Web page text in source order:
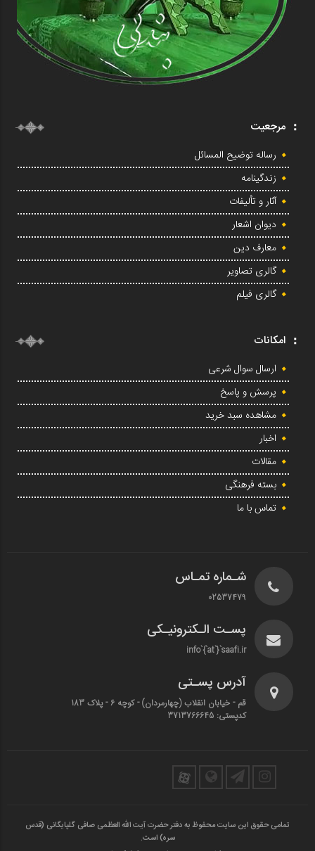
مرجعیت
رساله توضیح المسائل
زندگینامه
آثار و تألیفات
دیوان اشعار
معارف دین
گالری تصاویر
گالری فیلم
امکانات
ارسال سوال شرعی
پرسش و پاسخ
مشاهده سبد خرید
اخبار
مقالات
بسته فرهنگی
تماس با ما
شـماره تمـاس
02537479
پسـت الـکترونیـکی
info`{`at`}`saafi.ir
آدرس پسـتی
قم - خیابان انقلاب (چهارمردان)‌ - کوچه 6 - پلاک 183
کدپستی: 3713766645
تمامی حقوق این سایت محفوظ به دفتر حضرت آیت الله العظمی صافی گلپایگانی (قدس
سره) است.